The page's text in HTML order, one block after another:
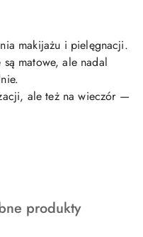
makijażu i pielęgnacji.
matowe, ale nadal
ale też na wieczór —
produkty